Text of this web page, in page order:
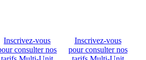
Inscrivez-vous
consulter nos
Inscrivez-vous
pour consulter nos